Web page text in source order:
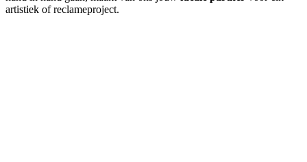
artistiek of reclameproject.